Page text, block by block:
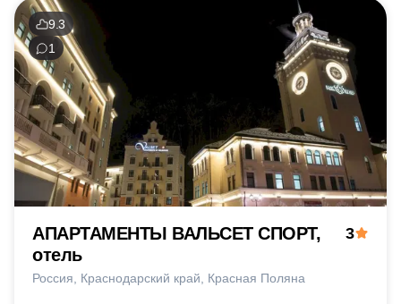
9.3
1
АПАРТАМЕНТЫ ВАЛЬСЕТ СПОРТ,
отель
Россия Краснодарский край Красная Поляна
3